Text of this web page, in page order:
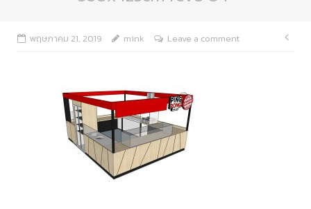
พฤษภาคม 21, 2019 mink Leave a comment
แน